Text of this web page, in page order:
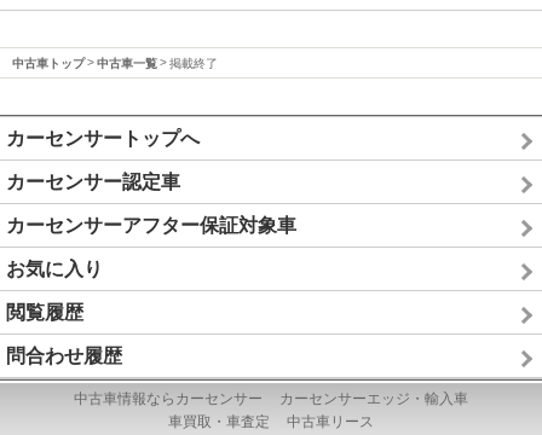
中古車トップ 中古車一覧 掲載終了
カーセンサートップへ
カーセンサー認定車
カーセンサーアフター保証対象車
お気に入り
閲覧履歴
問合わせ履歴
中古車情報ならカーセンサー
カーセンサーエッジ・輸入車
車買取・車査定
中古車リース